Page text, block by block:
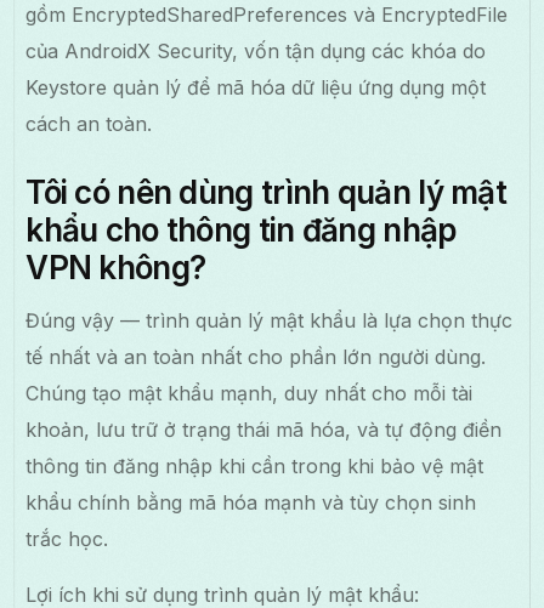
gồm EncryptedSharedPreferences và EncryptedFile
của AndroidX Security, vốn tận dụng các khóa do
Keystore quản lý để mã hóa dữ liệu ứng dụng một
cách an toàn.
Tôi có nên dùng trình quản lý mật
khẩu cho thông tin đăng nhập
VPN không?
Đúng vậy — trình quản lý mật khẩu là lựa chọn thực
tế nhất và an toàn nhất cho phần lớn người dùng.
Chúng tạo mật khẩu mạnh, duy nhất cho mỗi tài
khoản, lưu trữ ở trạng thái mã hóa, và tự động điền
thông tin đăng nhập khi cần trong khi bảo vệ mật
khẩu chính bằng mã hóa mạnh và tùy chọn sinh
trắc học.
Lợi ích khi sử dụng trình quản lý mật khẩu: